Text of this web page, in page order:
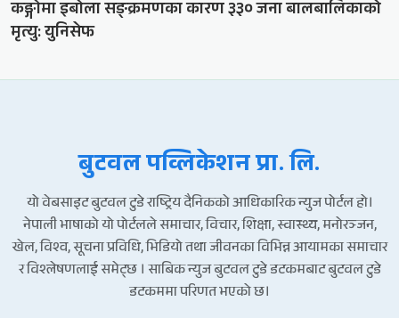
कङ्गोमा इबोला सङ्क्रमणका कारण ३३० जना बालबालिकाको
मृत्यु: युनिसेफ
बुटवल पव्लिकेशन प्रा. लि.
यो वेबसाइट बुटवल टुडे राष्ट्रिय दैनिकको आधिकारिक न्युज पोर्टल हो।
नेपाली भाषाको यो पोर्टलले समाचार, विचार, शिक्षा, स्वास्थ्य, मनोरञ्जन,
खेल, विश्व, सूचना प्रविधि, भिडियो तथा जीवनका विभिन्न आयामका समाचार
र विश्लेषणलाई समेट्छ । साबिक न्युज बुटवल टुडे डटकमबाट बुटवल टुडे
डटकममा परिणत भएको छ।